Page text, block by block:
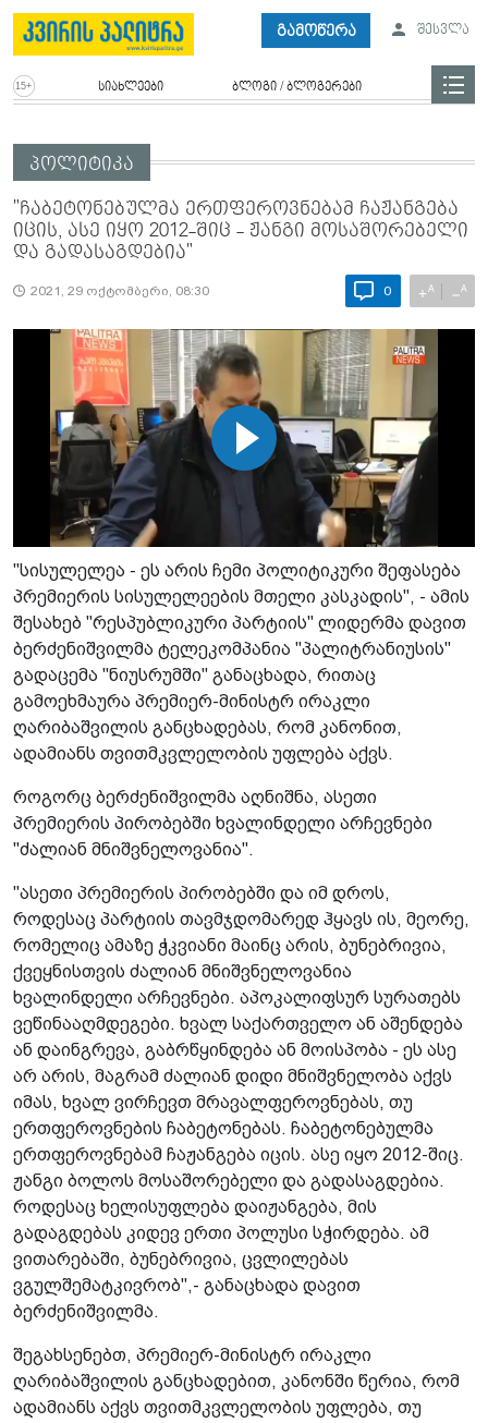
გამოწერა შესვლა
სიახლეები ბლოგი / ბლოგერები
პოლიტიკა
"ჩაბეტონებულმა ერთფეროვნებამ ჩაჟანგება
იცის, ასე იყო 2012-შიც - ჟანგი მოსაშორებელი
და გადასაგდებია"
2021, 29 ოქტომბერი, 08:30 0 +A −A
"სისულელეა - ეს არის ჩემი პოლიტიკური შეფასება
პრემიერის სისულელეების მთელი კასკადის", - ამის
შესახებ "რესპუბლიკური პარტიის" ლიდერმა დავით
ბერძენიშვილმა ტელეკომპანია "პალიტრანიუსის"
გადაცემა "ნიუსრუმში" განაცხადა, რითაც
გამოეხმაურა პრემიერ-მინისტრ ირაკლი
ღარიბაშვილის განცხადებას, რომ კანონით,
ადამიანს თვითმკვლელობის უფლება აქვს.
როგორც ბერძენიშვილმა აღნიშნა, ასეთი
პრემიერის პირობებში ხვალინდელი არჩევნები
"ძალიან მნიშვნელოვანია".
"ასეთი პრემიერის პირობებში და იმ დროს,
როდესაც პარტიის თავმჯდომარედ ჰყავს ის, მეორე,
რომელიც ამაზე ჭკვიანი მაინც არის, ბუნებრივია,
ქვეყნისთვის ძალიან მნიშვნელოვანია
ხვალინდელი არჩევნები. აპოკალიფსურ სურათებს
ვეწინააღმდეგები. ხვალ საქართველო ან აშენდება
ან დაინგრევა, გაბრწყინდება ან მოისპობა - ეს ასე
არ არის, მაგრამ ძალიან დიდი მნიშვნელობა აქვს
იმას, ხვალ ვირჩევთ მრავალფეროვნებას, თუ
ერთფეროვნების ჩაბეტონებას. ჩაბეტონებულმა
ერთფეროვნებამ ჩაჟანგება იცის. ასე იყო 2012-შიც.
ჟანგი ბოლოს მოსაშორებელი და გადასაგდებია.
როდესაც ხელისუფლება დაიჟანგება, მის
გადაგდებას კიდევ ერთი პოლუსი სჭირდება. ამ
ვითარებაში, ბუნებრივია, ცვლილებას
ვგულშემატკივრობ",- განაცხადა დავით
ბერძენიშვილმა.
შეგახსენებთ, პრემიერ-მინისტრ ირაკლი
ღარიბაშვილის განცხადებით, კანონში წერია, რომ
ადამიანს აქვს თვითმკვლელობის უფლება, თუ